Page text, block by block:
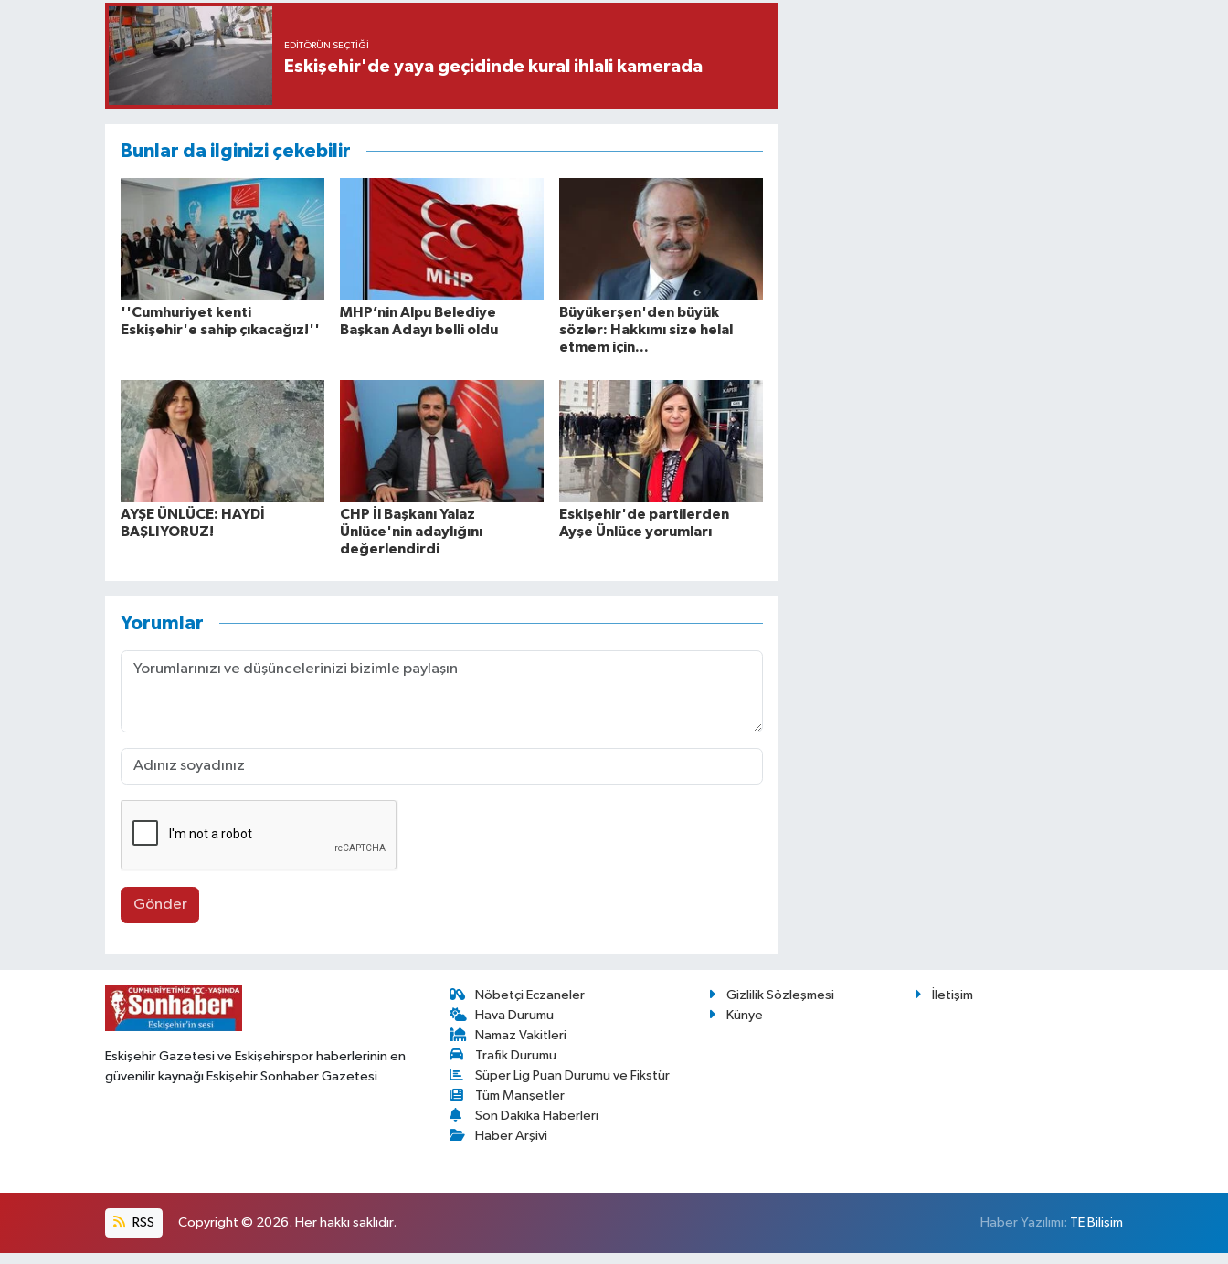
EDITÖRÜN SEÇTIĞI
Eskişehir'de yaya geçidinde kural ihlali kamerada
Bunlar da ilginizi çekebilir
''Cumhuriyet kenti
Eskişehir'e sahip çıkacağız!''
MHP’nin Alpu Belediye
Başkan Adayı belli oldu
Büyükerşen'den büyük
sözler: Hakkımı size helal
etmem için...
AYŞE ÜNLÜCE: HAYDİ
BAŞLIYORUZ!
CHP İl Başkanı Yalaz
Ünlüce'nin adaylığını
değerlendirdi
Eskişehir'de partilerden
Ayşe Ünlüce yorumları
Yorumlar
Gönder
Eskişehir Gazetesi ve Eskişehirspor haberlerinin en
güvenilir kaynağı Eskişehir Sonhaber Gazetesi
Nöbetçi Eczaneler
Hava Durumu
Namaz Vakitleri
Trafik Durumu
Süper Lig Puan Durumu ve Fikstür
Tüm Manşetler
Son Dakika Haberleri
Haber Arşivi
Gizlilik Sözleşmesi
İletişim
Künye
RSS Copyright © 2026. Her hakkı saklıdır. Haber Yazılımı: TE Bilişim